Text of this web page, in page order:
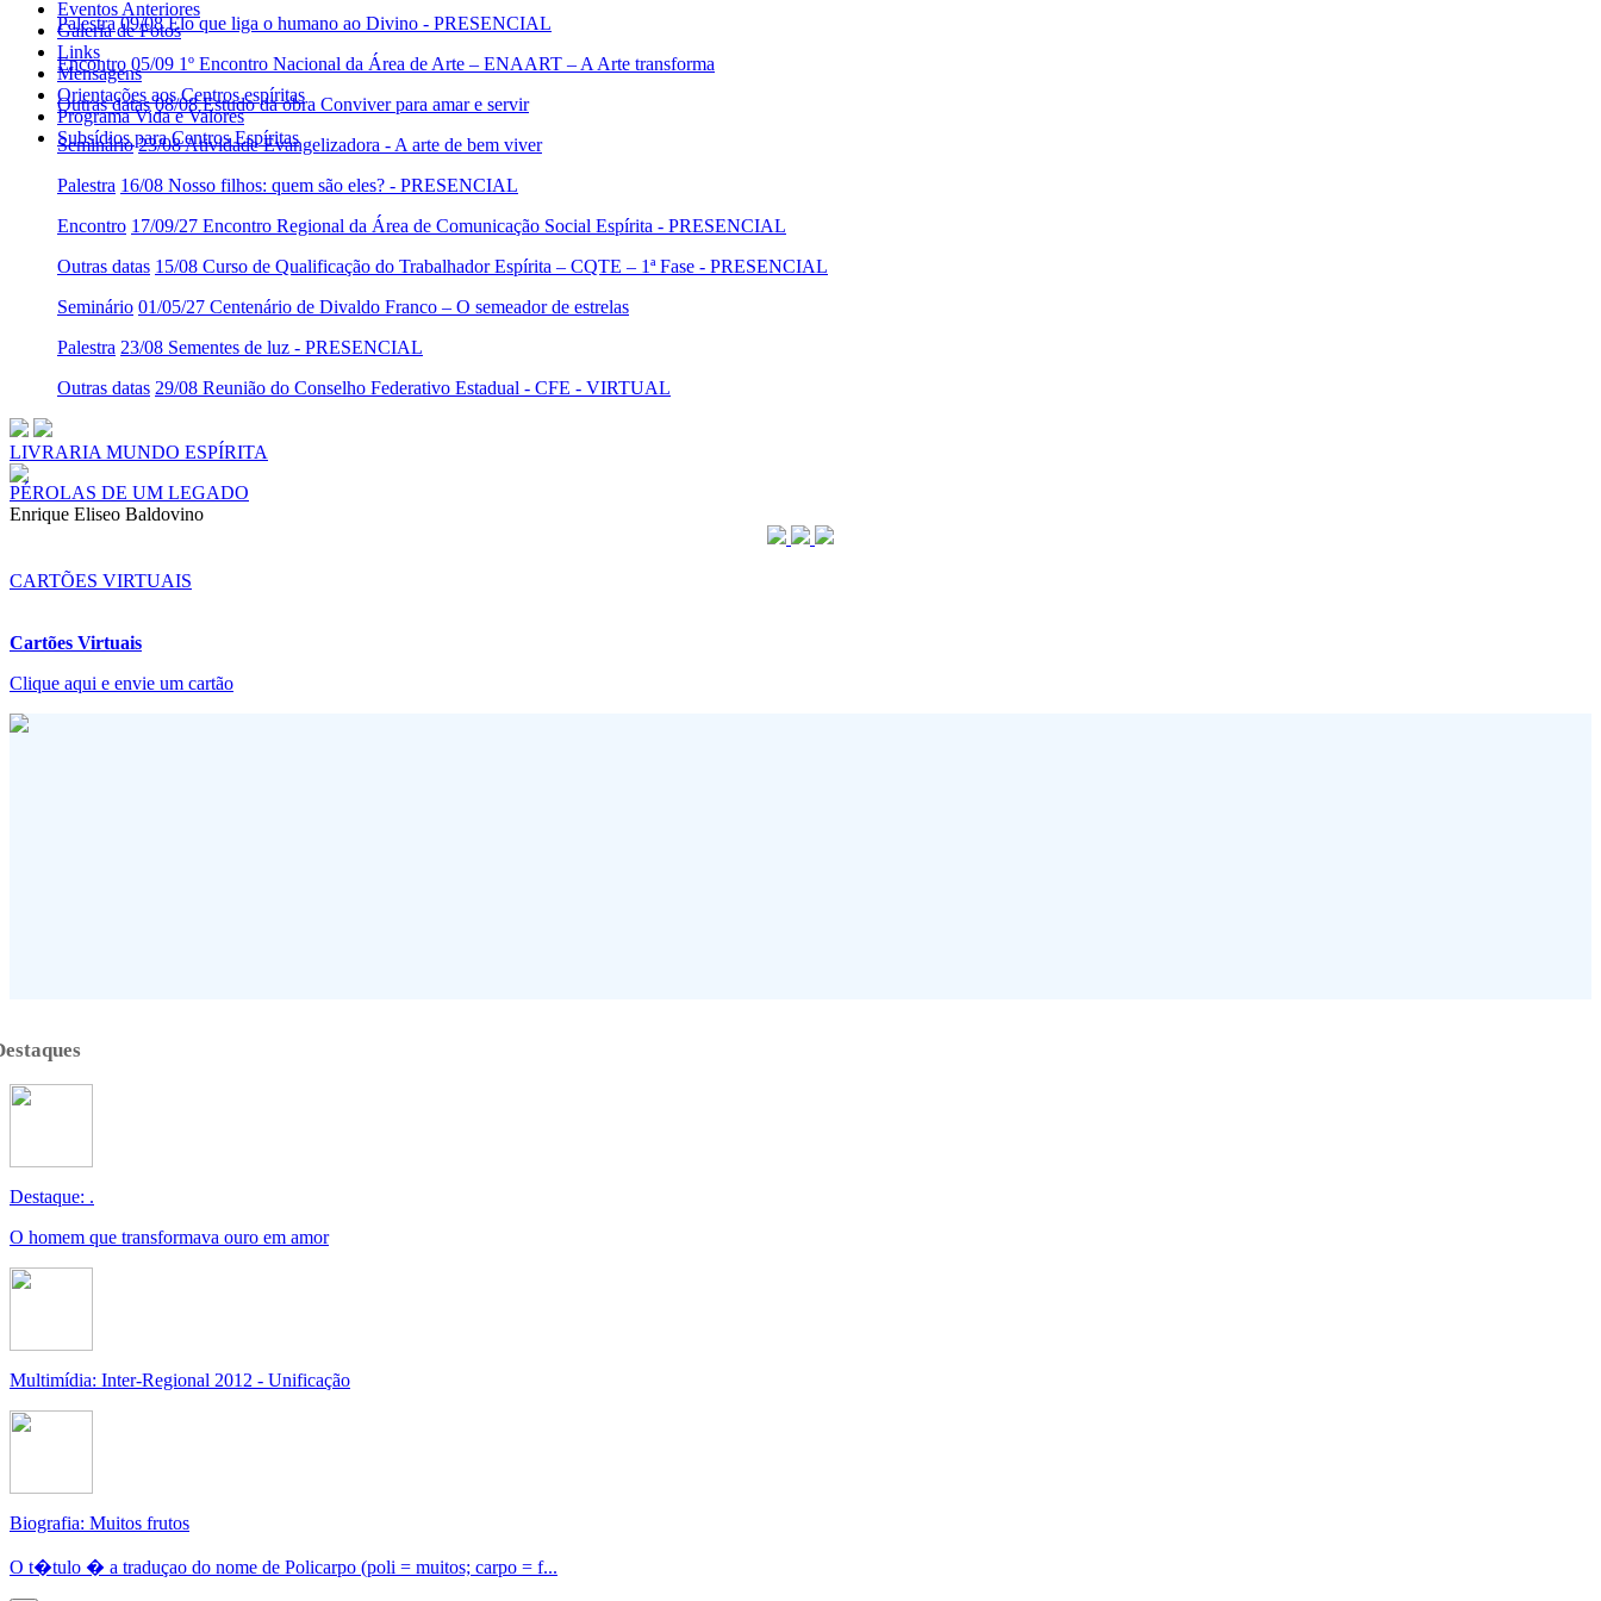
Eventos Anteriores
Galeria de Fotos
Links
Mensagens
Orientações aos Centros espíritas
Programa Vida e Valores
Subsídios para Centros Espíritas
Palestra 09/08 Elo que liga o humano ao Divino - PRESENCIAL
Encontro 05/09 1º Encontro Nacional da Área de Arte – ENAART – A Arte transforma
Outras datas 08/08 Estudo da obra Conviver para amar e servir
Seminário 23/08 Atividade Evangelizadora - A arte de bem viver
Palestra 16/08 Nosso filhos: quem são eles? - PRESENCIAL
Encontro 17/09/27 Encontro Regional da Área de Comunicação Social Espírita - PRESENCIAL
Outras datas 15/08 Curso de Qualificação do Trabalhador Espírita – CQTE – 1ª Fase - PRESENCIAL
Seminário 01/05/27 Centenário de Divaldo Franco – O semeador de estrelas
Palestra 23/08 Sementes de luz - PRESENCIAL
Outras datas 29/08 Reunião do Conselho Federativo Estadual - CFE - VIRTUAL
LIVRARIA MUNDO ESPÍRITA
PÉROLAS DE UM LEGADO
Enrique Eliseo Baldovino
CARTÕES VIRTUAIS
Cartões Virtuais
Clique aqui e envie um cartão
Destaque: .
O homem que transformava ouro em amor
Multimídia: Inter-Regional 2012 - Unificação
Biografia: Muitos frutos
O t�tulo � a traduçao do nome de Policarpo (poli = muitos; carpo = f...